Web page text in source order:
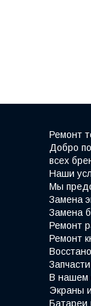
Ремонт
Добро
всех
Наши
Мы
Замена
Замена
Ремонт
Ремонт
В нашем
Экраны
Батареи